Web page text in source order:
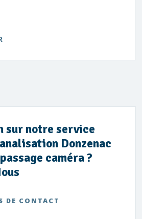
sur notre service
Donzenac
caméra ?
DE CONTACT